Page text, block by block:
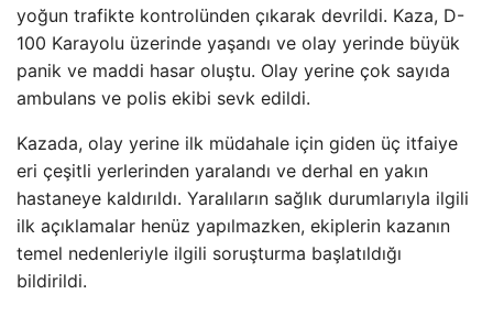
yoğun trafikte kontrolünden çıkarak devrildi. Kaza, D-
100 Karayolu üzerinde yaşandı ve olay yerinde büyük
panik ve maddi hasar oluştu. Olay yerine çok sayıda
ambulans ve polis ekibi sevk edildi.
Kazada, olay yerine ilk müdahale için giden üç itfaiye
eri çeşitli yerlerinden yaralandı ve derhal en yakın
hastaneye kaldırıldı. Yaralıların sağlık durumlarıyla ilgili
ilk açıklamalar henüz yapılmazken, ekiplerin kazanın
temel nedenleriyle ilgili soruşturma başlatıldığı
bildirildi.